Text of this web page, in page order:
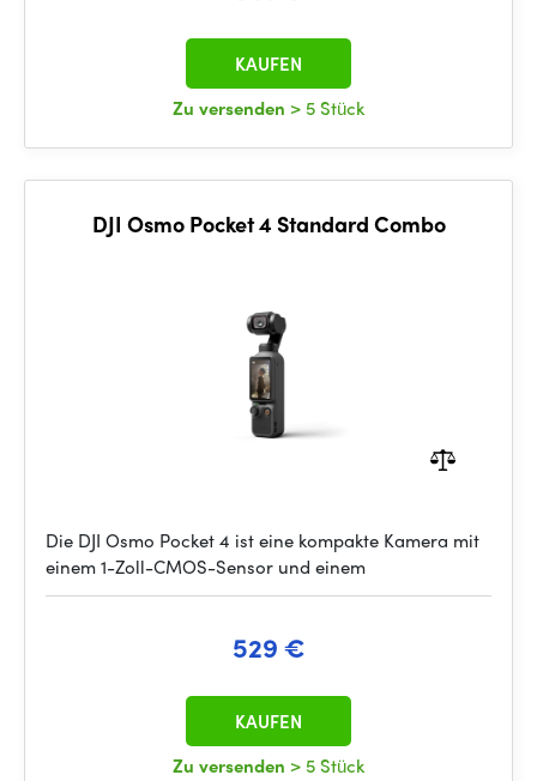
Zu versenden > 5 Stück
KAUFEN
DJI Osmo Pocket 4 Standard Combo
Die DJI Osmo Pocket 4 ist eine kompakte Kamera mit
einem 1-Zoll-CMOS-Sensor und einem
529 €
Zu versenden > 5 Stück
KAUFEN